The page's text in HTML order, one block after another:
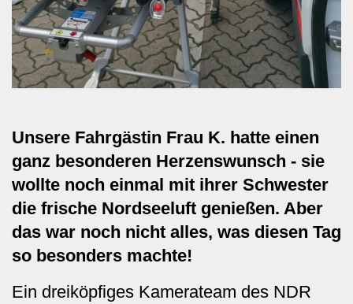
Unsere Fahrgästin Frau K. hatte einen
ganz besonderen Herzenswunsch - sie
wollte noch einmal mit ihrer Schwester
die frische Nordseeluft genießen. Aber
das war noch nicht alles, was diesen Tag
so besonders machte!
Ein dreiköpfiges Kamerateam des NDR